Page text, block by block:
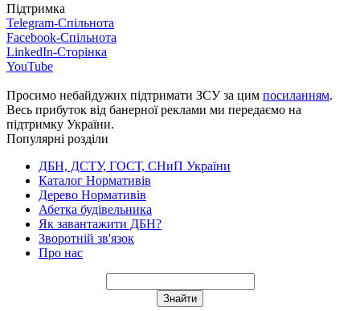
Підтримка
Telegram-Спільнота
Facebook-Спільнота
LinkedIn-Сторінка
YouTube
Просимо небайдужих підтримати ЗСУ за цим посиланням.
Весь прибуток від банерної реклами ми передаємо на
підтримку України.
Популярні розділи
ДБН, ДСТУ, ГОСТ, СНиП України
Каталог Нормативів
Дерево Нормативів
Абетка будівельника
Як завантажити ДБН?
Зворотній зв'язок
Про нас